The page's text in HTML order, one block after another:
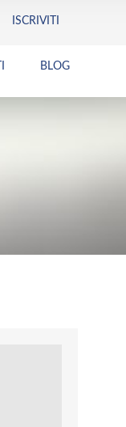
ISCRIVITI
BLOG